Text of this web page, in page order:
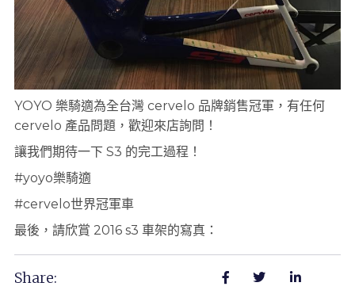
YOYO 樂騎適為全台灣 cervelo 品牌銷售冠軍，有任何
cervelo 產品問題，歡迎來店詢問！
讓我們期待一下 S3 的完工過程！
#yoyo樂騎適
#cervelo世界冠軍車
最後，請欣賞 2016 s3 車架的寫真：
Share: